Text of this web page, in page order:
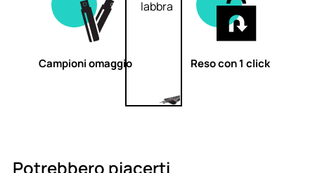
labbra
Campioni omaggio Reso con 1 click
Potrebbero piacerti